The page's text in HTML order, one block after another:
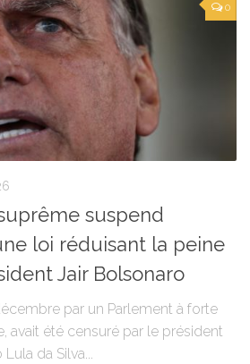
0
suspend
loi réduisant la peine
Jair Bolsonaro
par un Parlement à forte
avait été censuré par le président
da Silva...